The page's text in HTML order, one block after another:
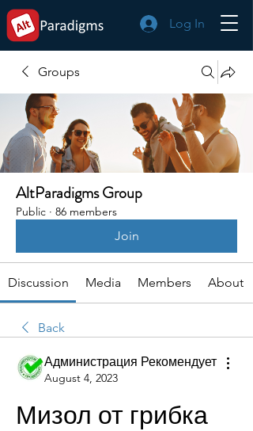
Log In
Groups
AltParadigms Group
Public · 86 members
Join
Discussion Media Members About
Back
Администрация Рекомендует
August 4, 2023
Мизол от грибка